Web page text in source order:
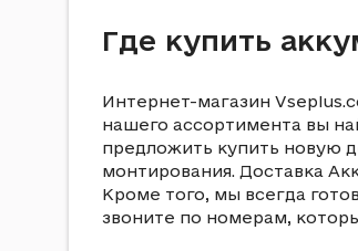
Где купить
Интернет-магазин
нашего ассортимента вы
предложить купить новую
монтирования. Доставка
Кроме того, мы всегда
звоните по номерам,